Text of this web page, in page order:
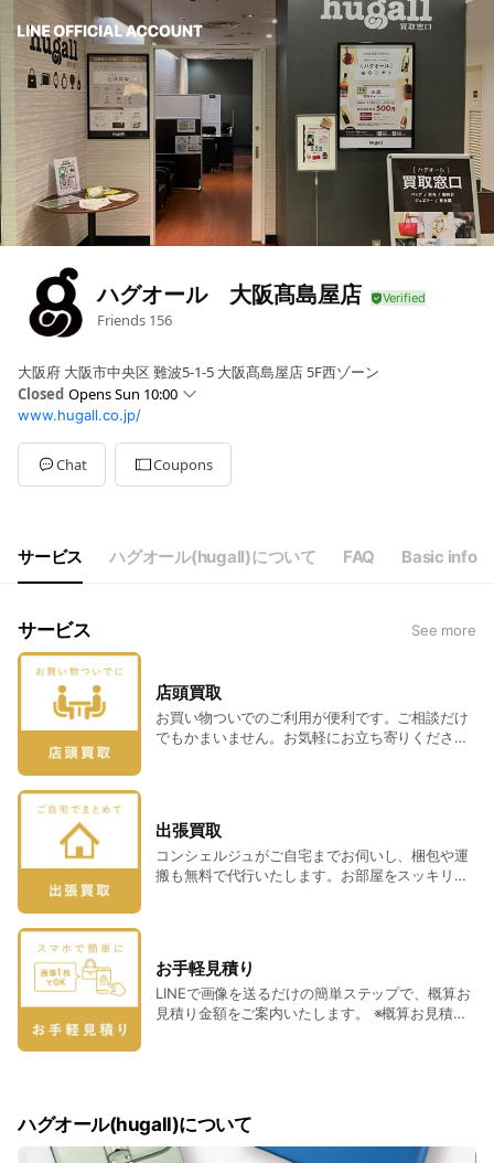
ハグオール 大阪髙島屋店
Friends 156
大阪府 大阪市中央区 難波5-1-5 大阪髙島屋店 5F西ゾーン
Closed Opens Sun 10:00
Sun10:00 - 19:00
Mon10:00 - 19:00
Tue10:00 - 19:00
Wed10:00 - 19:00
Sat
10:00 - 19:00
www.hugall.co.jp/
Chat Coupons
サービス ハグオール(hugall)について FAQ Basic info
サービス See more
店頭買取
お買い物ついでのご利用が便利です。ご相談だけ
でもかまいません。お気軽にお立ち寄りくださ
品物がございます。詳しくはフリーダイヤル
(0120-8906-45)にお問い合わせください。 ＜当
日お持ちいただく物＞ 査定希望のお品物 現住所
出張買取
コンシェルジュがご自宅までお伺いし、梱包や運
搬も無料で代行いたします。お部屋をスッキリ片
ては出張買取を承ることができない場合がござい
ます。 <対象エリア> 大阪府、京都府、兵庫県
(離島除く) <対象品目> バッグ/財布・小物/腕時
せください。 ＜当日ご準備いただく物＞ 査定希
望のお品物 現住所記載の本人確認書類(運転免許
証等) 振込先口座情報
お手軽見積り
LINEで画像を送るだけの簡単ステップで、概算お
見積り金額をご案内いたします。 ※概算お見積り
ハグオール(hugall)について